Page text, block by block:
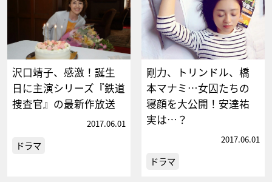
沢口靖子、感激！誕生
日に主演シリーズ『鉄道
捜査官』の最新作放送
2017.06.01
ドラマ
剛力、トリンドル、橋
本マナミ…女囚たちの
寝顔を大公開！安達祐
実は…？
2017.06.01
ドラマ